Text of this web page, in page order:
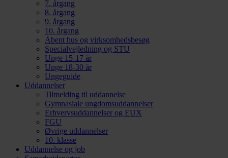
7. årgang
8. årgang
9. årgang
10. årgang
Åbent hus og virksomhedsbesøg
Specialvejledning og STU
Unge 15-17 år
Unge 18-30 år
Ungeguide
Uddannelser
Tilmelding til uddannelse
Gymnasiale ungdomsuddannelser
Erhvervsuddannelser og EUX
FGU
Øvrige uddannelser
10. klasse
Uddannelse og job